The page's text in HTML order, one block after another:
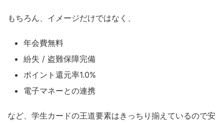
もちろん、イメージだけではなく、
年会費無料
紛失 / 盗難保障完備
ポイント還元率1.0%
電子マネーとの連携
など、学生カードの王道要素はきっちり揃えているので安